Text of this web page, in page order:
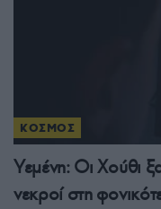
ΚΟΣΜΟΣ
Υεμένη: Οι Χούθι
νεκροί στη